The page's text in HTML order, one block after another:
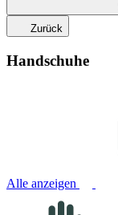
Zurück
Handschuhe
Alle anzeigen